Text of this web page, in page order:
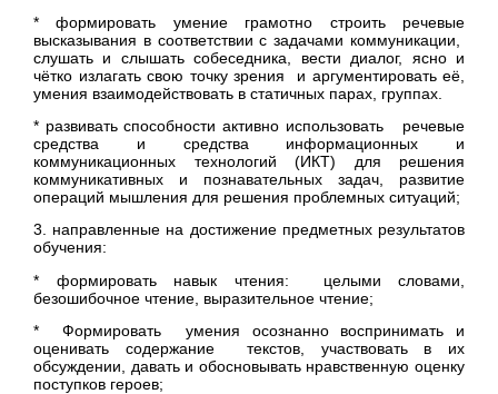
* формировать умение грамотно строить речевые
высказывания в соответствии с задачами коммуникации,
слушать и слышать собеседника, вести диалог, ясно и
чётко излагать свою точку зрения и аргументировать её,
умения взаимодействовать в статичных парах, группах.
* развивать способности активно использовать речевые
средства и средства информационных и
коммуникационных технологий (ИКТ) для решения
коммуникативных и познавательных задач, развитие
операций мышления для решения проблемных ситуаций;
3. направленные на достижение предметных результатов
обучения:
* формировать навык чтения: целыми словами,
безошибочное чтение, выразительное чтение;
* Формировать умения осознанно воспринимать и
оценивать содержание текстов, участвовать в их
обсуждении, давать и обосновывать нравственную оценку
поступков героев;